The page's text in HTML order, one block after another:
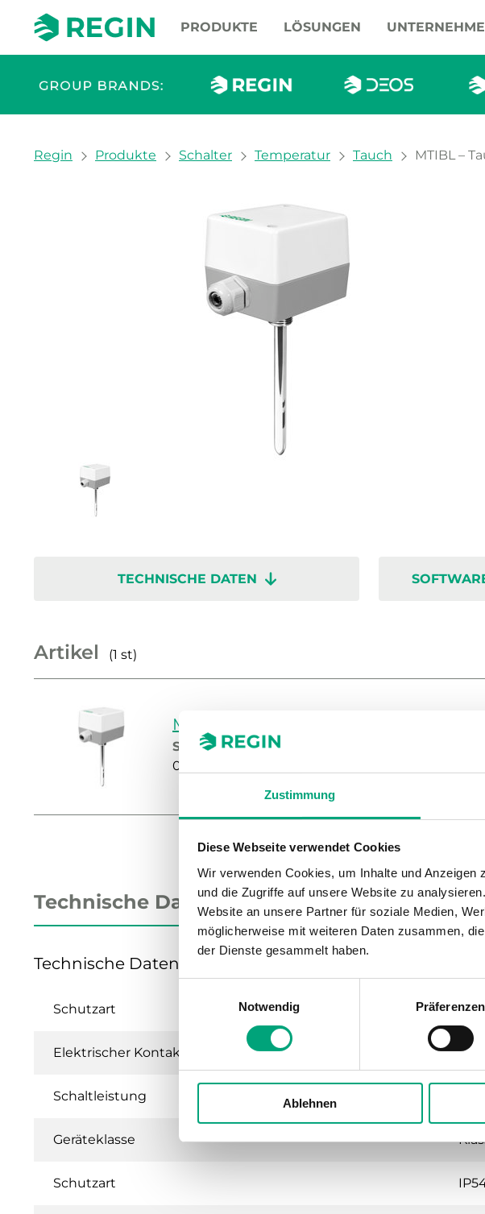
Zustimmung
Diese Webseite verwendet Cookies
Wir verwenden Cookies, um Inhalte und
und die Zugriffe auf unsere Website zu
Website an unsere Partner für soziale Medien,
möglicherweise mit weiteren Daten zusammen,
der Dienste gesammelt haben.
Notwendig
Präferenzen
Ablehnen
PRODUKTE LÖSUNGEN
You are here:
Regin Produkte Schalter Temperatur Tauch MTIBL –
TECHNISCHE DATEN
Artikel (1 st)
MTIBL90H
Sollwert, Temperaturbereich
0...90 °C
Technische Daten
Technische Daten für MTIBL – Tauchthermostat, IP54
Schutzart
Elektrischer Kontakt
Schaltleistung 16
Geräteklasse
Schutzart